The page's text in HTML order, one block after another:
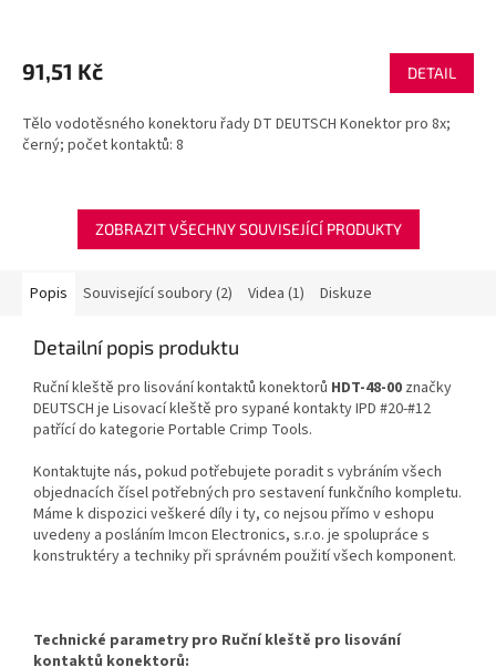
91,51 Kč DETAIL
Tělo vodotěsného konektoru řady DT DEUTSCH Konektor pro 8x;
černý; počet kontaktů: 8
ZOBRAZIT VŠECHNY SOUVISEJÍCÍ PRODUKTY
Popis Související soubory (2) Videa (1) Diskuze
Detailní popis produktu
Ruční kleště pro lisování kontaktů konektorů HDT-48-00 značky
DEUTSCH je Lisovací kleště pro sypané kontakty IPD #20-#12
patřící do kategorie Portable Crimp Tools.
Kontaktujte nás, pokud potřebujete poradit s vybráním všech
objednacích čísel potřebných pro sestavení funkčního kompletu.
Máme k dispozici veškeré díly i ty, co nejsou přímo v eshopu
uvedeny a posláním Imcon Electronics, s.r.o. je spolupráce s
konstruktéry a techniky při správném použití všech komponent.
Technické parametry pro Ruční kleště pro lisování
kontaktů konektorů: